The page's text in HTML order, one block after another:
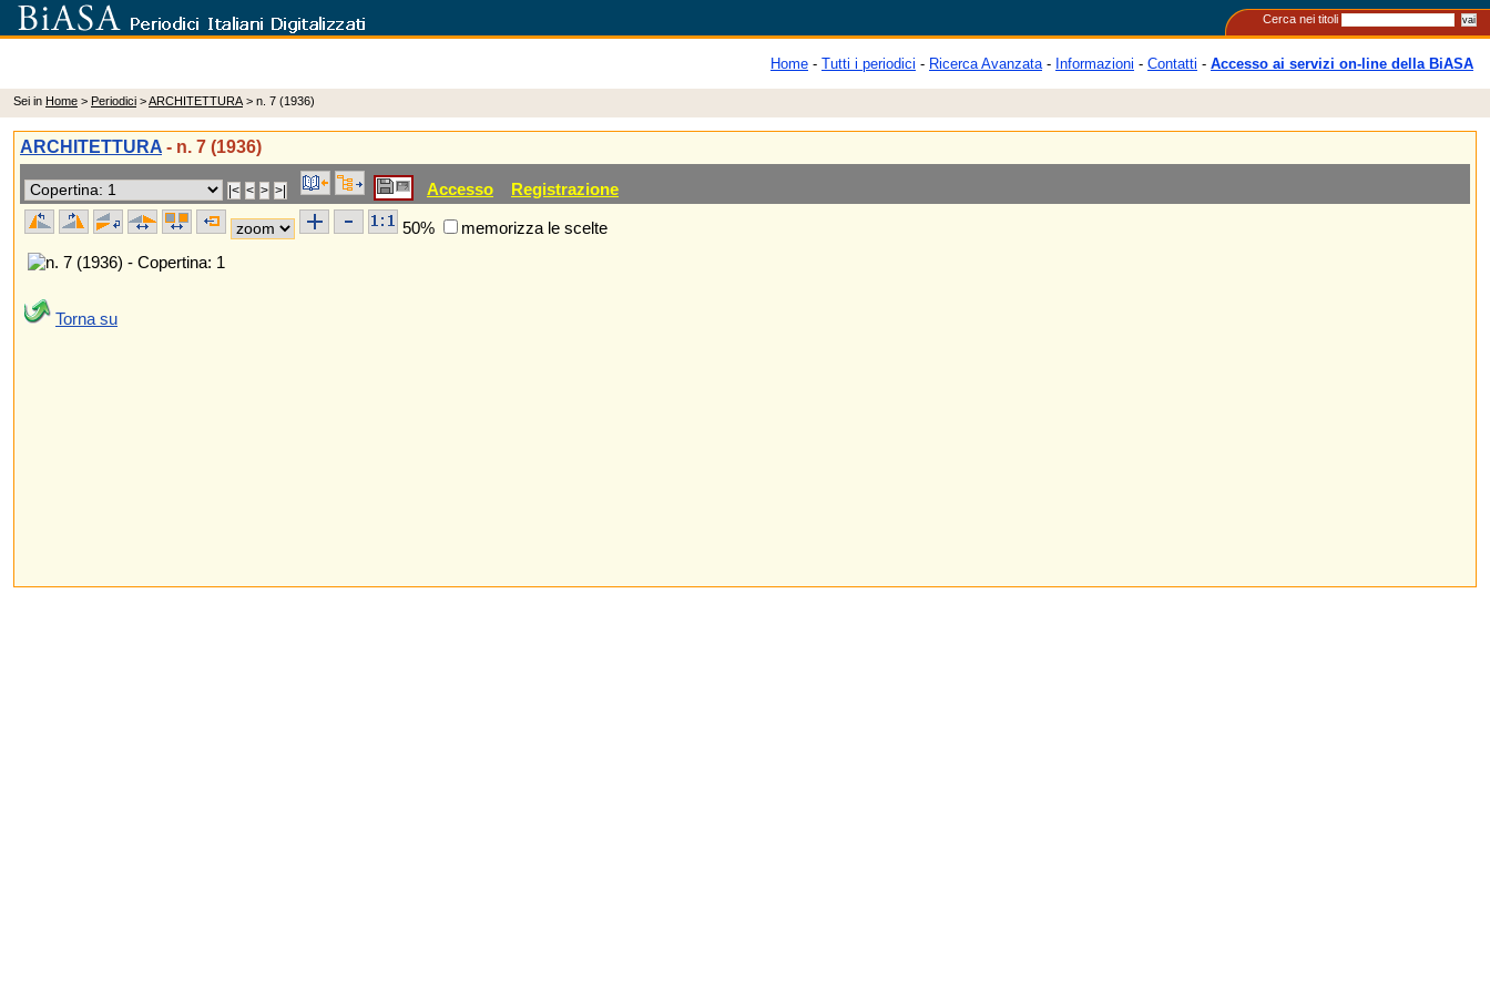
Cerca nei titoli
Home - Tutti i periodici - Ricerca Avanzata- Informazioni - Contatti - Accesso ai servizi on-line della BiASA
Sei in Home > Periodici >ARCHITETTURA > n. 7 (1936)
ARCHITETTURA - n. 7 (1936)
Accesso Registrazione
50% memorizza le scelte
Torna su